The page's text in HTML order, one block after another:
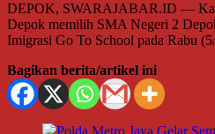
DEPOK, SWARAJABAR.ID —
Depok memilih SMA Negeri 2
Imigrasi Go To School pada Rabu
Bagikan berita/artikel ini